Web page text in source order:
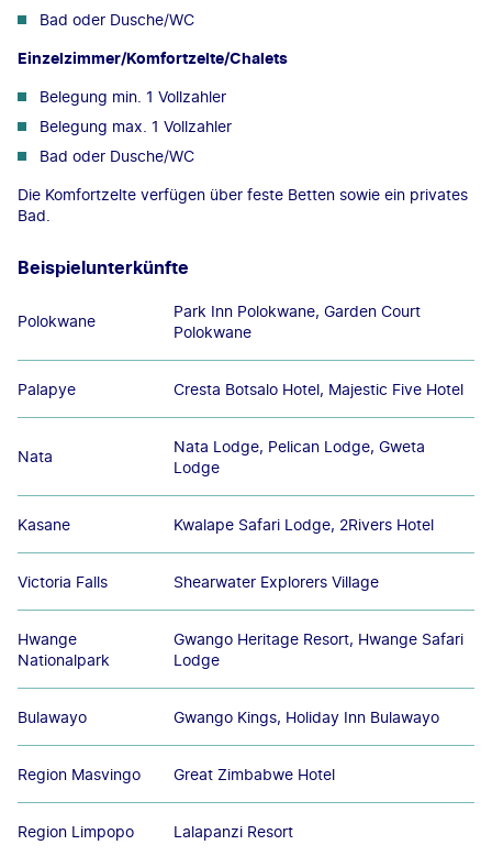
Bad oder Dusche/WC
Einzelzimmer/Komfortzelte/Chalets
Belegung min. 1 Vollzahler
Belegung max. 1 Vollzahler
Bad oder Dusche/WC
Die Komfortzelte verfügen über feste Betten sowie ein privates
Bad.
Beispielunterkünfte
Polokwane
Park Inn Polokwane, Garden Court
Polokwane
Palapye Cresta Botsalo Hotel, Majestic Five Hotel
Nata
Nata Lodge, Pelican Lodge, Gweta
Lodge
Kasane Kwalape Safari Lodge, 2Rivers Hotel
Victoria Falls Shearwater Explorers Village
Hwange
Nationalpark
Gwango Heritage Resort, Hwange Safari
Lodge
Bulawayo Gwango Kings, Holiday Inn Bulawayo
Region Masvingo Great Zimbabwe Hotel
Region Limpopo Lalapanzi Resort